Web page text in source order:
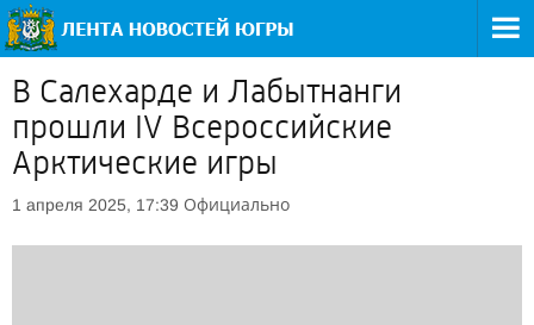
В Салехарде и Лабытнанги
прошли IV Всероссийские
Арктические игры
1 апреля 2025, 17:39 Официально